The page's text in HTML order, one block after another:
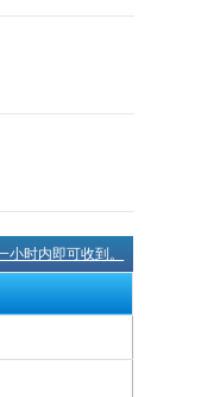
小时内即可收到。